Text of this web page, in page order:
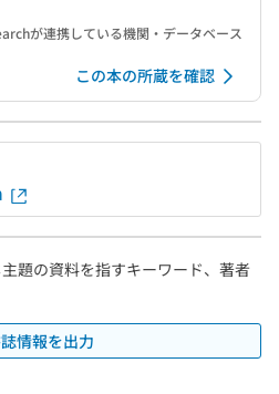
が連携している機関・データベース
この本の所蔵を確認
題の資料を指すキーワード、著者
情報を出力